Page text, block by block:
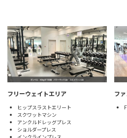
フリーウェイトエリア
ヒップスラストエリート
スクワットマシン
アンクルドレッグプレス
ショルダープレス
フ